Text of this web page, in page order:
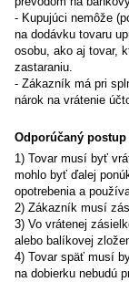
- Kupujúci nemôže
na dodávku tovaru
osobu, ako aj tovar,
zastaraniu.
- Zákazník má pri
nárok na vrátenie
Odporúčaný
1) Tovar musí byť
mohlo byť ďalej
opotrebenia a
2) Zákazník musí
3) Vo vrátenej
alebo balíkovej
4) Tovar späť musí
na dobierku nebudú